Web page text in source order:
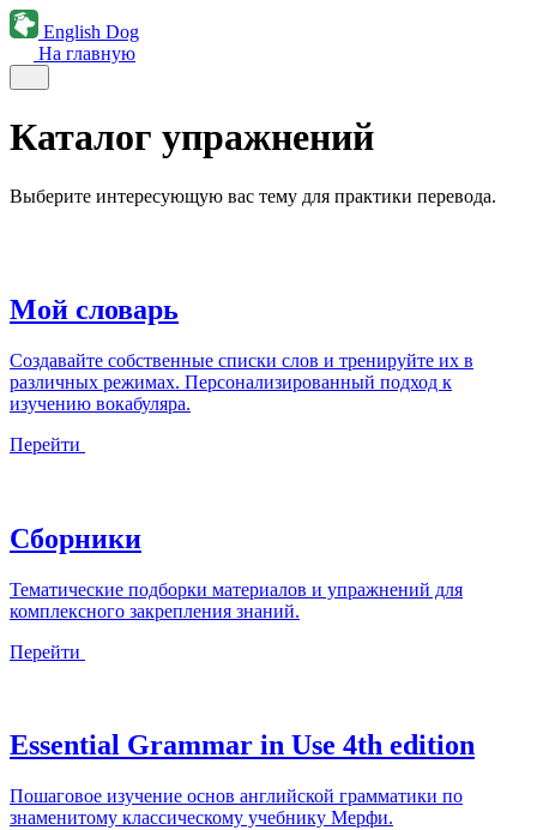
English Dog
На главную
Каталог упражнений
Выберите интересующую вас тему для практики перевода.
Мой словарь
Создавайте собственные списки слов и тренируйте их в
различных режимах. Персонализированный подход к
изучению вокабуляра.
Перейти
Сборники
Тематические подборки материалов и упражнений для
комплексного закрепления знаний.
Перейти
Essential Grammar in Use 4th edition
Пошаговое изучение основ английской грамматики по
знаменитому классическому учебнику Мерфи.